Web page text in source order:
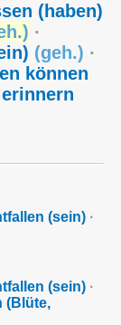
(haben)
) ·
(geh.) ·
können
(sein) ·
(sein) ·
(Blüte,